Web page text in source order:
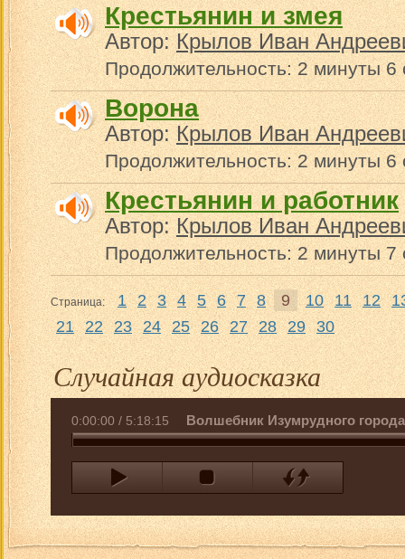
Крестьянин и змея
Автор:Крылов Иван
Продолжительность: 2 минуты 6
Ворона
Автор:Крылов Иван
Продолжительность: 2 минуты 6
Крестьянин и работник
Автор:Крылов Иван
Продолжительность: 2 минуты 7
Страница: 1 2 3 4 5 6 7 8 9 10 11 12
21
22 23 24 25 26 27 28 29 30
Случайная аудиосказка
0:00:00 / 5:18:15 Волшебник Изумрудного